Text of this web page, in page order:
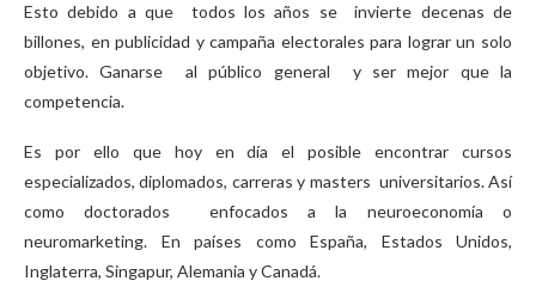
Esto debido a que todos los años se invierte decenas de
billones, en publicidad y campaña electorales para lograr un solo
objetivo. Ganarse al público general y ser mejor que la
competencia.
Es por ello que hoy en día el posible encontrar cursos
especializados, diplomados, carreras y masters universitarios. Así
como doctorados enfocados a la neuroeconomía o
neuromarketing. En países como España, Estados Unidos,
Inglaterra, Singapur, Alemania y Canadá.